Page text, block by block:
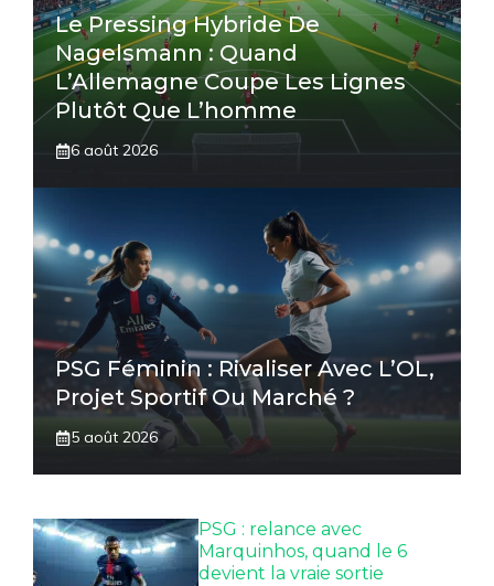
Le Pressing Hybride De
Nagelsmann : Quand
L’Allemagne Coupe Les Lignes
Plutôt Que L’homme
6 août 2026
PSG Féminin : Rivaliser Avec L’OL,
Projet Sportif Ou Marché ?
5 août 2026
PSG : relance avec
Marquinhos, quand le 6
devient la vraie sortie